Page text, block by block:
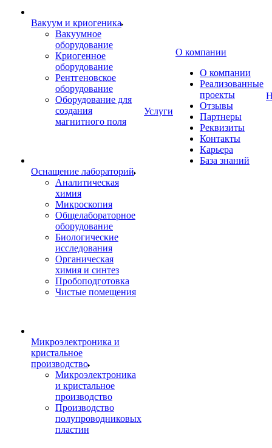
Вакуум и криогеника
Вакуумное
оборудование
Криогенное
оборудование
Рентгеновское
оборудование
Оборудование для
создания
магнитного поля
Оснащение лабораторий
Аналитическая
химия
Микроскопия
Общелабораторное
оборудование
Биологические
исследования
Органическая
химия и синтез
Пробоподготовка
Чистые помещения
Микроэлектроника и
кристальное
производство
Микроэлектроника
и кристальное
производство
Производство
полупроводниковых
пластин
Услуги
О компании
О компании
Реализованные
проекты
Отзывы
Партнеры
Реквизиты
Контакты
Карьера
База знаний